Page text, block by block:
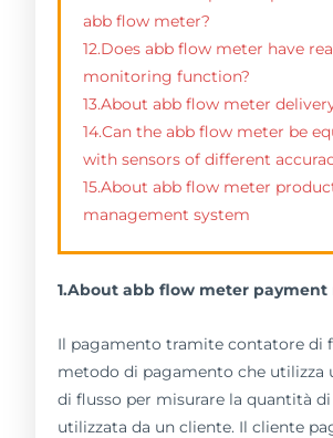
abb flow meter?
12.Does abb flow meter have
monitoring function?
13.About abb flow meter
14.Can the abb flow meter be
with sensors of different
15.About abb flow meter
management system
1.About abb flow meter payment
Il pagamento tramite contatore di
metodo di pagamento che utilizza
di flusso per misurare la quantità
utilizzata da un cliente. Il cliente